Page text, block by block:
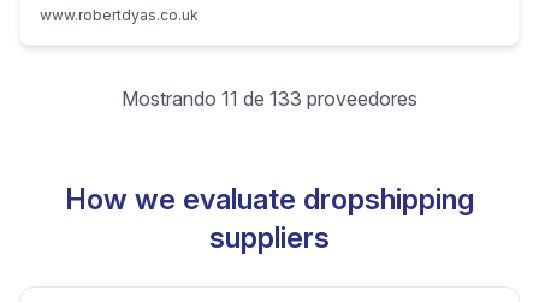
www.robertdyas.co.uk
Mostrando 11 de 133 proveedores
How we evaluate dropshipping
suppliers